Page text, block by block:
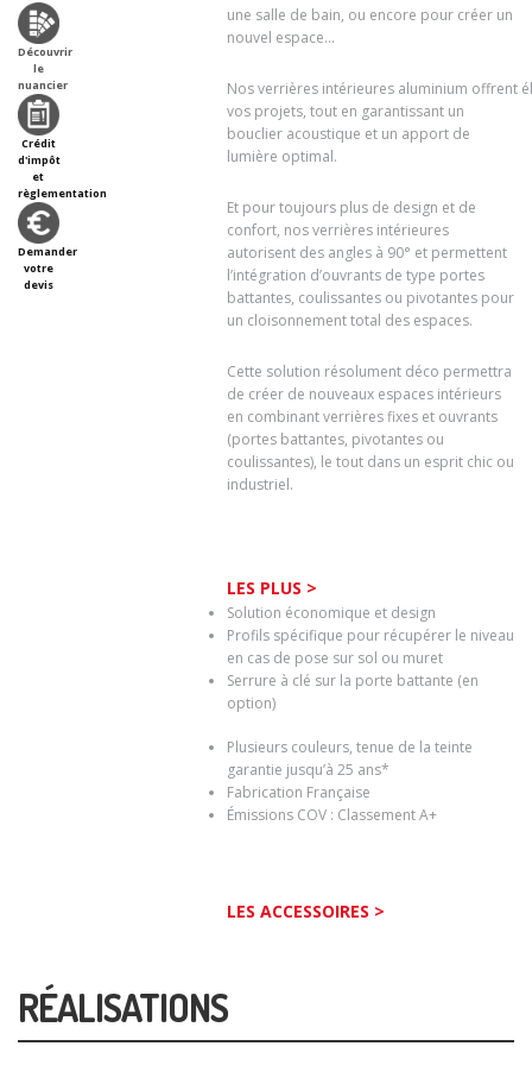
Découvrir
le
nuancier
Crédit
d'impôt
et
règlementation
Demander
votre
devis
une salle de bain, ou encore pour créer un
nouvel espace...
Nos verrières intérieures aluminium offrent
vos projets, tout en garantissant un
bouclier acoustique et un apport de
lumière optimal.
Et pour toujours plus de design et de
confort, nos verrières intérieures
autorisent des angles à 90° et permettent
l’intégration d’ouvrants de type portes
battantes, coulissantes ou pivotantes pour
un cloisonnement total des espaces.
Cette solution résolument déco permettra
de créer de nouveaux espaces intérieurs
en combinant verrières fixes et ouvrants
(portes battantes, pivotantes ou
coulissantes), le tout dans un esprit chic ou
industriel.
LES PLUS >
Solution économique et design
Profils spécifique pour récupérer le niveau
en cas de pose sur sol ou muret
Serrure à clé sur la porte battante (en
option)
Plusieurs couleurs, tenue de la teinte
garantie jusqu’à 25 ans*
Fabrication Française
Émissions COV : Classement A+
LES ACCESSOIRES >
RÉALISATIONS